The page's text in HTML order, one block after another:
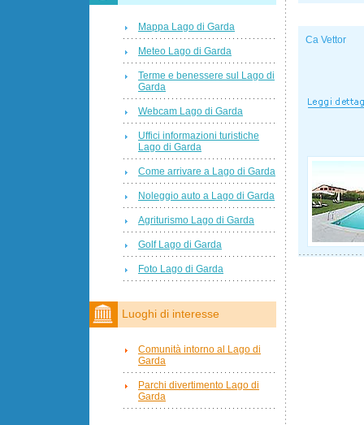
Ca Vettor
Mappa Lago di Garda
Meteo Lago di Garda
Terme e benessere sul Lago di
Garda
Webcam Lago di Garda
Uffici informazioni turistiche
Lago di Garda
Come arrivare a Lago di Garda
Noleggio auto a Lago di Garda
Agriturismo Lago di Garda
Golf Lago di Garda
Foto Lago di Garda
Luoghi di interesse
Comunità intorno al Lago di
Garda
Parchi divertimento Lago di
Garda